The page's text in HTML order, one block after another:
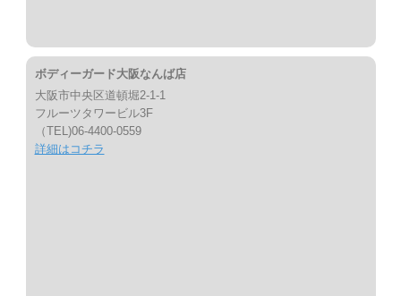
ボディーガード大阪なんば店
大阪市中央区道頓堀2-1-1
フルーツタワービル3F
（TEL)06-4400-0559
詳細はコチラ